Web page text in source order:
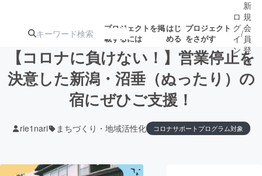
プロジェクトを掲
載するには
はじ
める
プロジェクト
をさがす
注目のリ 注目の新着プロ募集終了が近いプ
ロ
グ
イ
ン
/
新
規
会
員
登
録
【コロナに負けない！】営業停止を
決意した新潟・沼垂（ぬったり）の
宿にぜひご支援！
rie1nari まちづくり・地域活性化 コロナサポートプログラム対象